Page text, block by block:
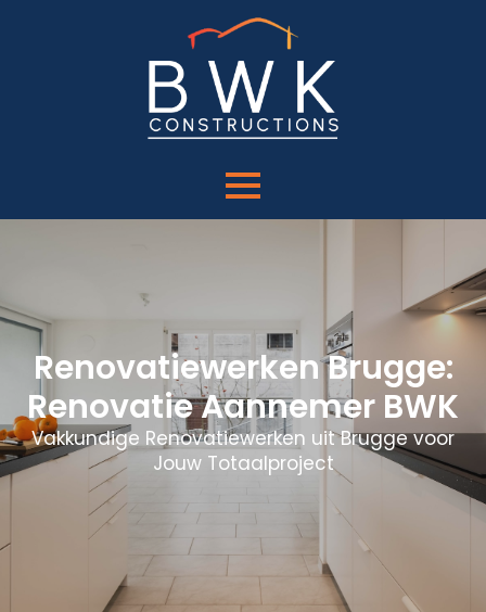
Renovatiewerken Brugge:
Renovatie Aannemer BWK
Vakkundige Renovatiewerken uit Brugge voor
Jouw Totaalproject